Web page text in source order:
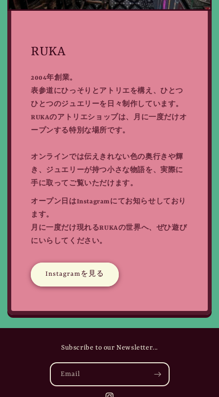
RUKA
2004年創業。
表参道にひっそりとアトリエを構え、ひとつ
ひとつのジュエリーを日々制作しています。
RUKAのアトリエショップは、月に一度だけオ
ープンする特別な場所です。
オンラインでは伝えきれない色の奥行きや輝
き、ジュエリーが持つ小さな物語を、実際に
手に取ってご覧いただけます。
オープン日はInstagramにてお知らせしており
ます。
月に一度だけ現れるRUKAの世界へ、ぜひ遊び
にいらしてください。
Instagramを見る
Subscribe to our Newsletter...
Email